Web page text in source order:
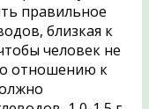
правильное
близкая к
человек не
отношению к